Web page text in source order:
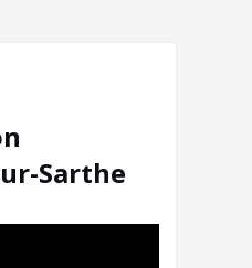
Sarthe